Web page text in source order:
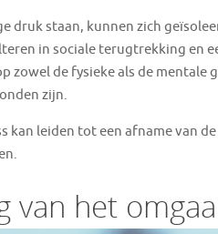
druk staan, kunnen zich
in sociale terugtrekking en
zowel de fysieke als de
zijn.
kan leiden tot een afname van
van het